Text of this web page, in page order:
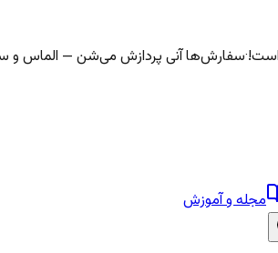
·سفارش‌ها آنی پردازش می‌شن — الماس و سی‌پی رو در کمتر
مجله و آموزش